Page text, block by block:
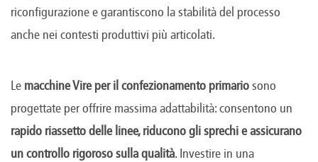
riconfigurazione e garantiscono la stabilità del processo
anche nei contesti produttivi più articolati.
Le macchine Vire per il confezionamento primariosono
progettate per offrire massima adattabilità: consentono un
rapido riassetto delle linee, riducono gli sprechi e assicurano
un controllo rigoroso sulla qualità. Investire in una